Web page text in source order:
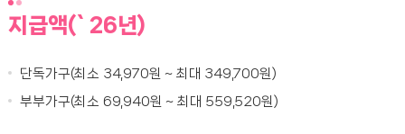
지급액(`26년)
단독가구(최소 34,970원 ~ 최대 349,700원)
부부가구(최소 69,940원 ~ 최대 559,520원)